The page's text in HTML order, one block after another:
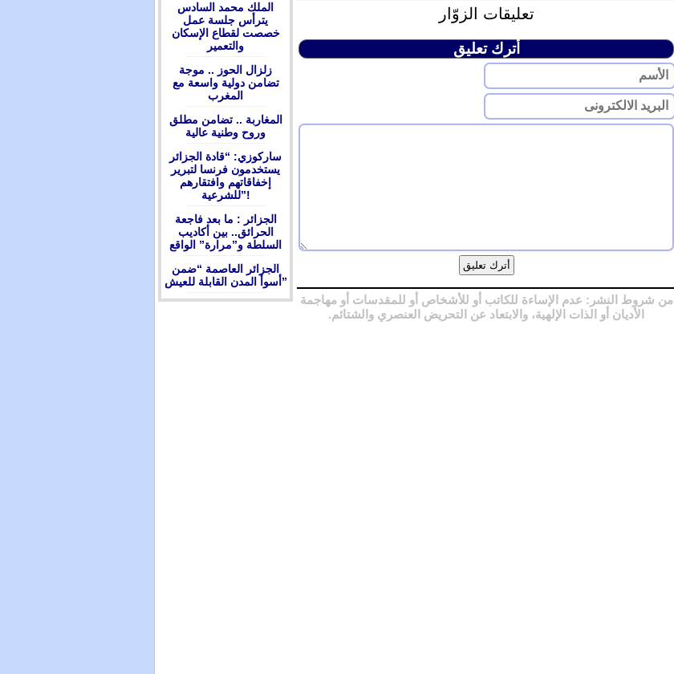
تعليقات الزوّار
أترك تعليق
من شروط النشر: عدم الإساءة للكاتب أو للأشخاص أو للمقدسات أو مهاجمة
الأديان أو الذات الإلهية، والابتعاد عن التحريض العنصري والشتائم.
الملك محمد السادس
يترأس جلسة عمل
خصصت لقطاع الإسكان
والتعمير
زلزال الحوز .. موجة
تضامن دولية واسعة مع
المغرب
المغاربة .. تضامن مطلق
وروح وطنية عالية
ساركوزي: “قادة الجزائر
يستخدمون فرنسا لتبرير
إخفاقاتهم وافتقارهم
للشرعية”!
الجزائر : ما بعد فاجعة
الحرائق.. بين أكاديب
السلطة و”مرارة” الواقع
الجزائر العاصمة “ضمن
أسوأ المدن القابلة للعيش”